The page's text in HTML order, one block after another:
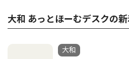
大和 あっとほーむデスクの
大和